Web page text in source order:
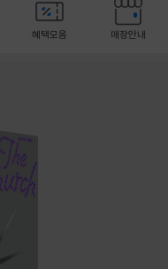
혜택모음 매장안내